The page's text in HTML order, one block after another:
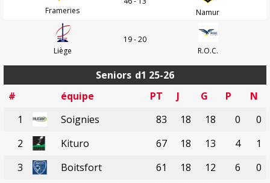
Frameries
Namur
Liège
19 - 20
R.O.C.
Seniors d1 25-26
#
équipe PT J G P
N
1
Soignies 83 18 18 0
0
2
Kituro 67 18 13 4
1
3
Boitsfort 61 18 12 6
0